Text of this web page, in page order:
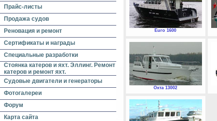
Прайс-листы
Продажа судов
Реновация и ремонт
Сертификаты и награды
Специальные разработки
Стоянка катеров и яхт. Эллинг. Ремонт
катеров и ремонт яхт.
Судовые двигатели и генераторы
Фотогалереи
Форум
Карта сайта
Euro 1600
Охта 13002